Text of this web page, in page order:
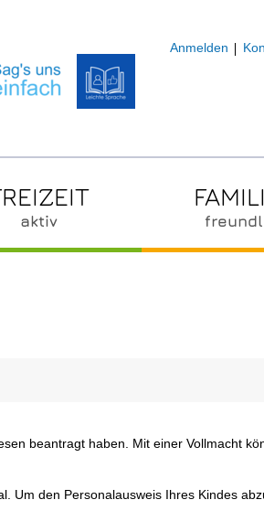
Anmelden
aktiv
beantragt haben. Mit einer Vollmacht
Um den Personalausweis Ihres Kindes